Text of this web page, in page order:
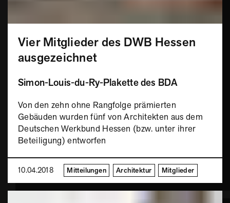
Vier Mitglieder des DWB Hessen
ausgezeichnet
Simon-Louis-du-Ry-Plakette des BDA
Von den zehn ohne Rangfolge prämierten
Gebäuden wurden fünf von Architekten aus dem
Deutschen Werkbund Hessen (bzw. unter ihrer
Beteiligung) entworfen
10.04.2018 Mitteilungen Architektur Mitglieder